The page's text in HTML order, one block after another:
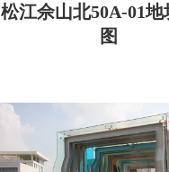
松江佘山北50A-01地
图